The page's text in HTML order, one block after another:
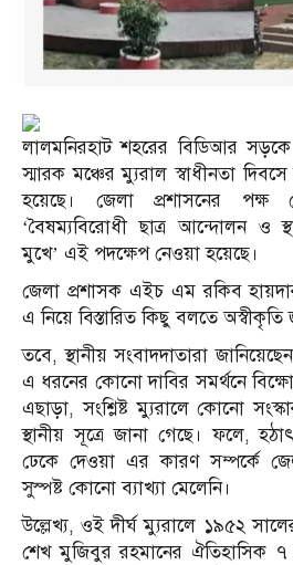
লালমনিরহাট শহরের বিডিআর সড়কে
স্মারক মঞ্চের ম্যুরাল স্বাধীনতা
হয়েছে। জেলা প্রশাসনের পক্ষ
‘বৈষম্যবিরোধী ছাত্র আন্দোলন ও
মুখে’ এই পদক্ষেপ নেওয়া হয়েছে।
জেলা প্রশাসক এইচ এম রকিব
এ নিয়ে বিস্তারিত কিছু বলতে অস্বীকৃতি
তবে, স্থানীয় সংবাদদাতারা
এ ধরনের কোনো দাবির সমর্থনে
এছাড়া, সংশ্লিষ্ট ম্যুরালে কোনো
স্থানীয় সূত্রে জানা গেছে। ফলে,
ঢেকে দেওয়া এর কারণ সম্পর্কে
সুস্পষ্ট কোনো ব্যাখ্যা মেলেনি।
উল্লেখ্য, ওই দীর্ঘ ম্যুরালে ১৯৫২
শেখ মুজিবুর রহমানের ঐতিহাসিক ৭